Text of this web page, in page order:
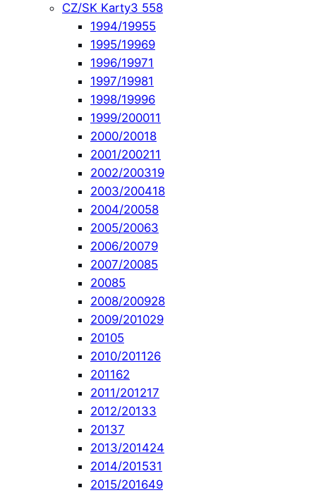
CZ/SK Karty3 558
1994/19955
1995/19969
1996/19971
1997/19981
1998/19996
1999/200011
2000/20018
2001/200211
2002/200319
2003/200418
2004/20058
2005/20063
2006/20079
2007/20085
20085
2008/200928
2009/201029
20105
2010/201126
201162
2011/201217
2012/20133
20137
2013/201424
2014/201531
2015/201649